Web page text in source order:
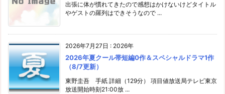
出張に体が慣れてきたので感想はかけないけどタイトル
やゲストの羅列はできそうなので ...
2026年7月27日 : 2026年
2026年夏クール帯短編0作＆スペシャルドラマ1作
（8/7更新）
東野圭吾 手紙 詳細（129分） 項目値放送局テレビ東京
放送開始時刻21:00放 ...